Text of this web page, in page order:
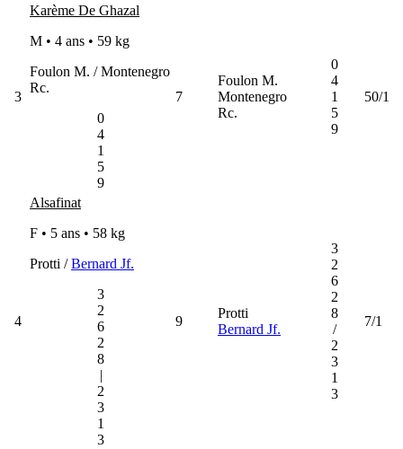
3
Karème De Ghazal
M • 4 ans • 59 kg
Foulon M. / Montenegro
Rc.
0
4
1
5
9
7
Foulon M.
Montenegro
Rc.
0
4
1
5
9
50/1
4
Alsafinat
F • 5 ans • 58 kg
Protti /Bernard Jf.
3
2
6
2
8
|
2
3
1
3
9
Protti
Bernard Jf.
3
2
6
2
8
/
2
3
1
3
7/1